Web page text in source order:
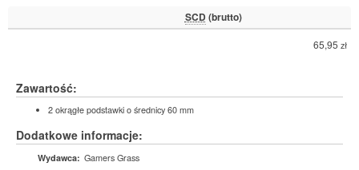
SCD (brutto)
65,95 zł
Zawartość:
2 okrągłe podstawki o średnicy 60 mm
Dodatkowe informacje:
Wydawca: Gamers Grass